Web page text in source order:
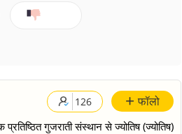
+ फॉलो
126
गुजराती संस्थान से ज्योतिष (ज्योतिष)